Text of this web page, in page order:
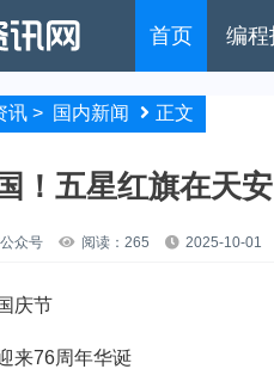
首页 编程
讯 > 国内新闻 正文
！五星红旗在天
众号 阅读：265 2025-10-01
庆节
76周年华诞